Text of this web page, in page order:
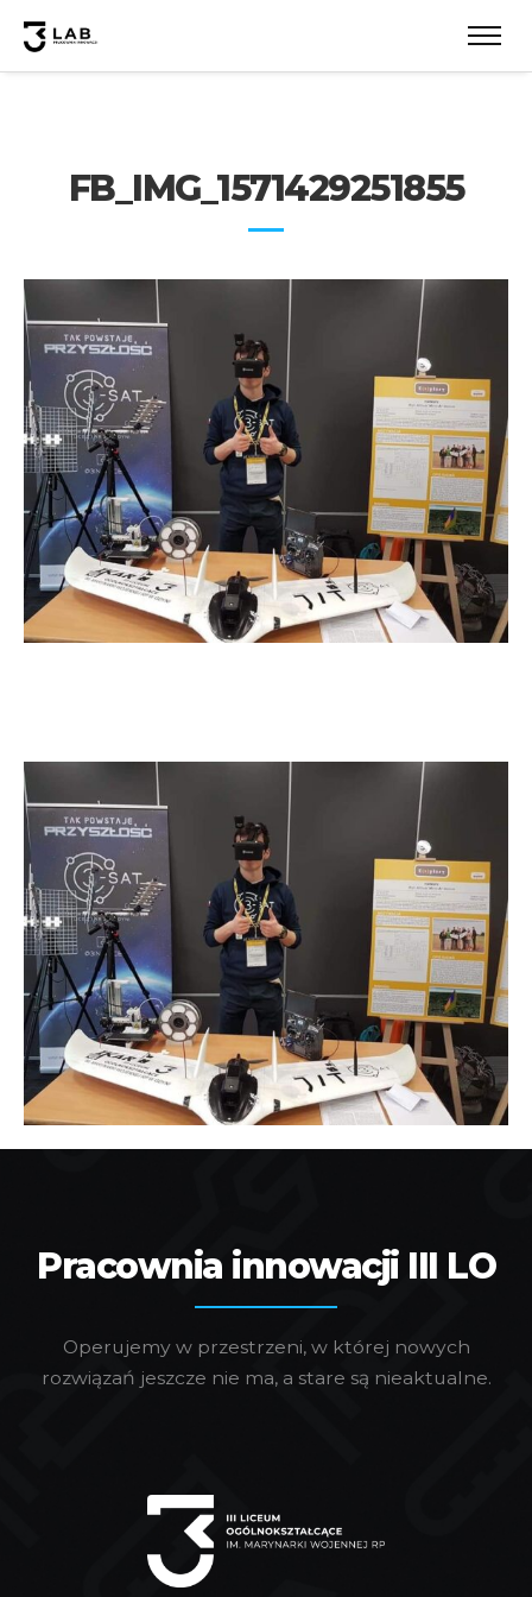
FB_IMG_1571429251855
Pracownia innowacji III LO
Operujemy w przestrzeni, w której nowych
rozwiązań jeszcze nie ma, a stare są nieaktualne.